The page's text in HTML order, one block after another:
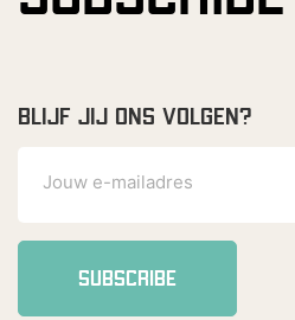
BLIJF JIJ ONS VOLGEN?
SUBSCRIBE